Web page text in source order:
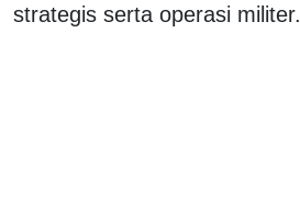
strategis serta operasi militer.